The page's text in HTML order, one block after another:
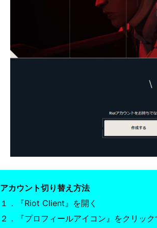
アカウント切り替え方法
１．『Riot Client』を開く
２．『プロフィールアイコン』をクリッ